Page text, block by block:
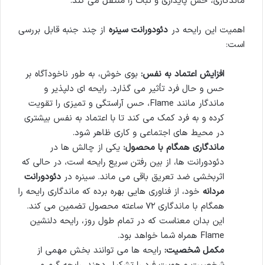
اهمیت این رایحه در دئودورانت سینره از چند جنبه قابل بررسی
است:
افزایش اعتماد به نفس: بوی خوش، به طور ناخودآگاه بر
حس و حال فرد تأثیر می گذارد. رایحه ای دلپذیر و
ماندگار مانند Flame، حس آراستگی و تمیزی را تقویت
کرده و به فرد کمک می کند تا با اعتماد به نفس بیشتری
در محیط های اجتماعی و کاری ظاهر شود.
ماندگاری همگام با محصول: یکی از چالش ها در
دئودورانت ها، از بین رفتن سریع رایحه است، در حالی که
اثربخشی ضد تعریق باقی می ماند. سینره در دئودورانت
مردانه خود، از فناوری هایی بهره برده که ماندگاری رایحه را
همگام با ماندگاری ۷۲ ساعته محصول تضمین می کند.
این بدان معناست که در تمام طول روز، رایحه دلنشین
Flame همراه شما خواهد بود.
مکمل شخصیت: رایحه ها می توانند بخش مهمی از